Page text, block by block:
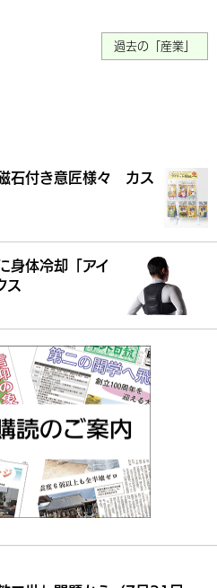
過去の「産業」
石付き意匠様々 カス
身体冷却「アイ
ス